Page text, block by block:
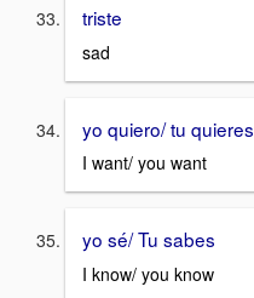
triste
sad
yo quiero/ tu quieres
I want/ you want
yo sé/ Tu sabes
I know/ you know